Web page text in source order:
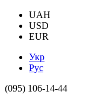
UAH
USD
EUR
Укр
Рус
(095) 106-14-44